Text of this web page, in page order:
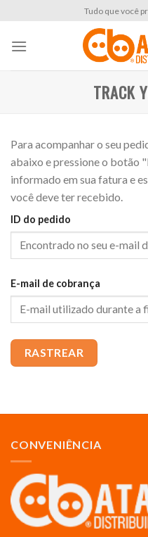
content
Tudo que você
TRACK
Para acompanhar o seu
abaixo e pressione o botão
informado em sua fatura e
você deve ter recebido.
ID do pedido
E-mail de cobrança
RASTREAR
CONVENIÊNCIA